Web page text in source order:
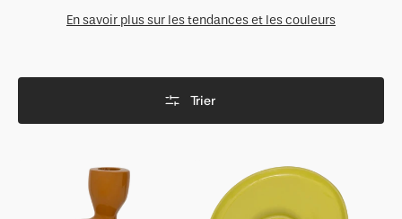
En savoir plus sur les tendances et les couleurs
Trier
collation